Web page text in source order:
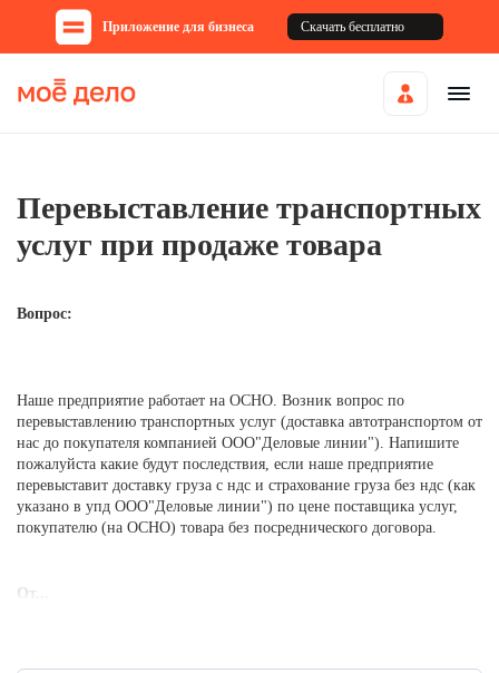
Приложение для бизнеса Скачать бесплатно
Перевыставление транспортных
услуг при продаже товара
Вопрос:
Наше предприятие работает на ОСНО. Возник вопрос по
перевыставлению транспортных услуг (доставка автотранспортом от
нас до покупателя компанией ООО"Деловые линии"). Напишите
пожалуйста какие будут последствия, если наше предприятие
перевыставит доставку груза с ндс и страхование груза без ндс (как
указано в упд ООО"Деловые линии") по цене поставщика услуг,
покупателю (на ОСНО) товара без посреднического договора.
От...